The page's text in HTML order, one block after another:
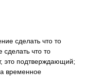
сделать что то
сделать что то
это подтверждающий;
временное